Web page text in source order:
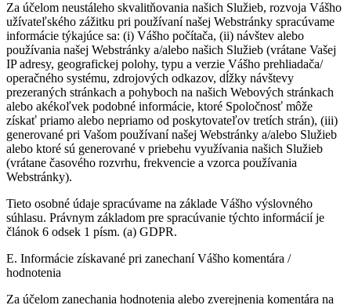
Za účelom neustáleho skvalitňovania našich Služieb, rozvoja Vášho
užívateľského zážitku pri používaní našej Webstránky spracúvame
informácie týkajúce sa: (i) Vášho počítača, (ii) návštev alebo
používania našej Webstránky a/alebo našich Služieb (vrátane Vašej
IP adresy, geografickej polohy, typu a verzie Vášho prehliadača/
operačného systému, zdrojových odkazov, dĺžky návštevy
prezeraných stránkach a pohyboch na našich Webových stránkach
alebo akékoľvek podobné informácie, ktoré Spoločnosť môže
získať priamo alebo nepriamo od poskytovateľov tretích strán), (iii)
generované pri Vašom používaní našej Webstránky a/alebo Služieb
alebo ktoré sú generované v priebehu využívania našich Služieb
(vrátane časového rozvrhu, frekvencie a vzorca používania
Webstránky).
Tieto osobné údaje spracúvame na základe Vášho výslovného
súhlasu. Právnym základom pre spracúvanie týchto informácií je
článok 6 odsek 1 písm. (a) GDPR.
E. Informácie získavané pri zanechaní Vášho komentára /
hodnotenia
Za účelom zanechania hodnotenia alebo zverejnenia komentára na